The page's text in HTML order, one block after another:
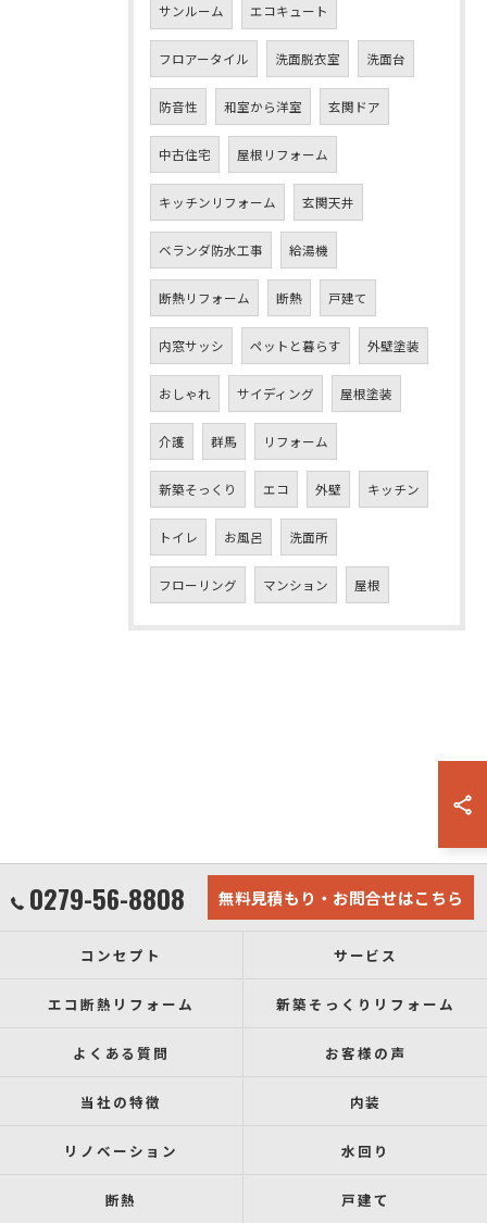
サンルーム エコキュート
フロアータイル 洗面脱衣室 洗面台
防音性 和室から洋室 玄関ドア
中古住宅 屋根リフォーム
キッチンリフォーム 玄関天井
ベランダ防水工事 給湯機
断熱リフォーム 断熱 戸建て
内窓サッシ ペットと暮らす 外壁塗装
おしゃれ サイディング 屋根塗装
介護 群馬 リフォーム
新築そっくり エコ 外壁 キッチン
トイレ お風呂 洗面所
フローリング マンション 屋根
0279-56-8808 無料見積もり・お問合せはこちら
コンセプト サービス
エコ断熱リフォーム 新築そっくりリフォーム
よくある質問 お客様の声
当社の特徴 内装
リノベーション 水回り
断熱 戸建て